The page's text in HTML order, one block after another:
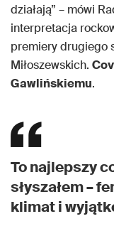
działają” – mówi
interpretacja
premiery drugiego
Miłoszewskich.
Gawlińskiemu.
To najlepszy
słyszałem –
klimat i